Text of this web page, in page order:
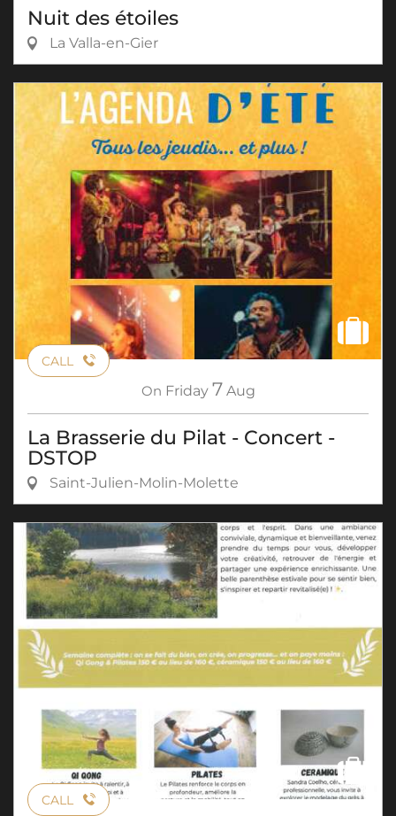
Nuit des étoiles
La Valla-en-Gier
CALL
On Friday 7 Aug
La Brasserie du Pilat - Concert -
DSTOP
Saint-Julien-Molin-Molette
CALL